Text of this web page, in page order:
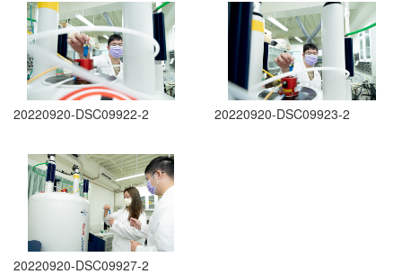
20220920-DSC09922-2 20220920-DSC09923-2
20220920-DSC09927-2